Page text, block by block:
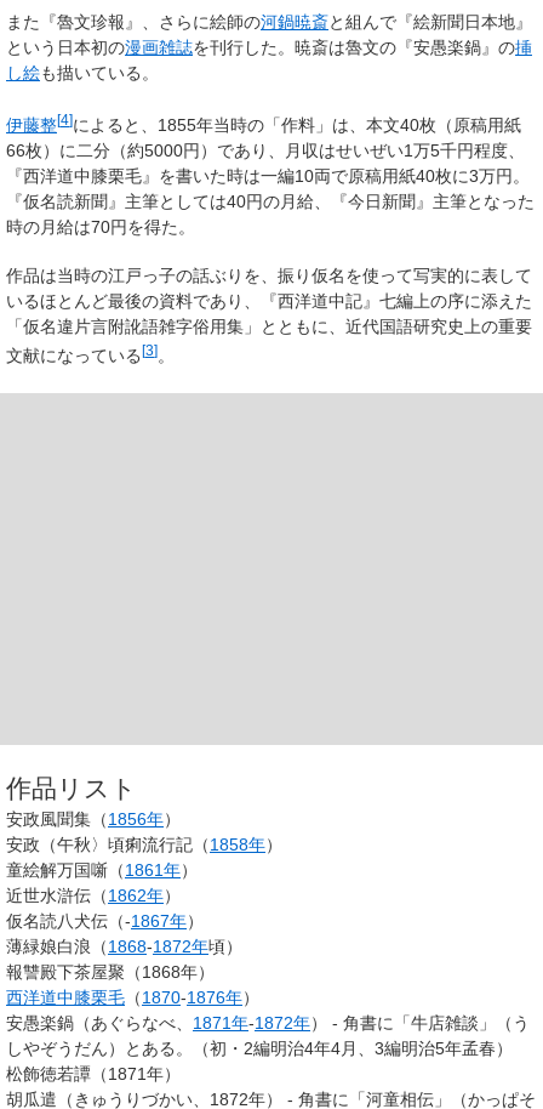
また『魯文珍報』、さらに絵師の河鍋暁斎と組んで『絵新聞日本地』
という日本初の漫画雑誌を刊行した。暁斎は魯文の『安愚楽鍋』の挿
し絵も描いている。
伊藤整[4]によると、1855年当時の「作料」は、本文40枚（原稿用紙
66枚）に二分（約5000円）であり、月収はせいぜい1万5千円程度、
『西洋道中膝栗毛』を書いた時は一編10両で原稿用紙40枚に3万円。
『仮名読新聞』主筆としては40円の月給、『今日新聞』主筆となった
時の月給は70円を得た。
作品は当時の江戸っ子の話ぶりを、振り仮名を使って写実的に表して
いるほとんど最後の資料であり、『西洋道中記』七編上の序に添えた
「仮名違片言附訛語雑字俗用集」とともに、近代国語研究史上の重要
文献になっている[3]。
作品リスト
安政風聞集（1856年）
安政（午秋〉頃痢流行記（1858年）
童絵解万国噺（1861年）
近世水滸伝（1862年）
仮名読八犬伝（-1867年）
薄緑娘白浪（1868-1872年頃）
報讐殿下茶屋聚（1868年）
西洋道中膝栗毛 （1870-1876年）
安愚楽鍋（あぐらなべ、 1871年-1872年） - 角書に「牛店雑談」（う
しやぞうだん）とある。（初・2編明治4年4月、3編明治5年孟春）
松飾徳若譚（1871年）
胡瓜遣（きゅうりづかい、1872年） - 角書に「河童相伝」（かっぱそ